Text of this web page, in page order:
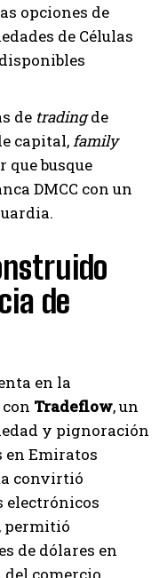
opciones de
de Células
de tradingde
capital,family
busque
DMCC con un
de
en la
Tradeflow, un
y pignoración
Emiratos
convirtió
permitió
de dólares en
comercio.